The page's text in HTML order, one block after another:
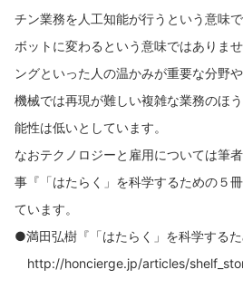
チン業務を人工知能が行うという意味
ボットに変わるという意味ではありま
ングといった人の温かみが重要な分野
機械では再現が難しい複雑な業務のほ
能性は低いとしています。
なおテクノロジーと雇用については筆
事『「はたらく」を科学するための５
ています。
●満田弘樹『「はたらく」を科学するた
http://honcierge.jp/articles/